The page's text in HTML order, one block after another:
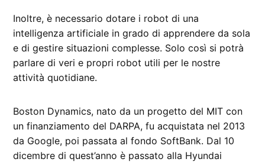
Inoltre, è necessario dotare i robot di una
intelligenza artificiale in grado di apprendere da sola
e di gestire situazioni complesse. Solo così si potrà
parlare di veri e propri robot utili per le nostre
attività quotidiane.
Boston Dynamics, nato da un progetto del MIT con
un finanziamento del DARPA, fu acquistata nel 2013
da Google, poi passata al fondo SoftBank. Dal 10
dicembre di quest’anno è passato alla Hyundai